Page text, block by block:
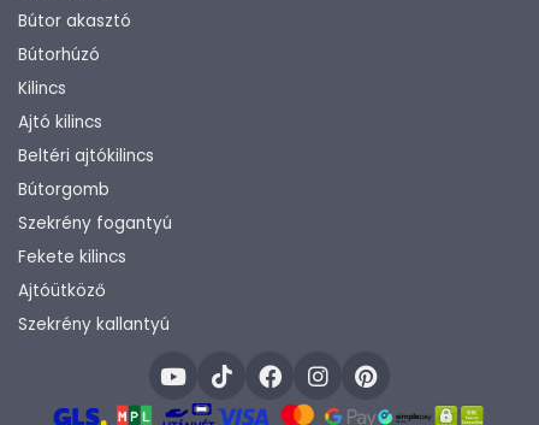
Bútor akasztó
Bútorhúzó
Kilincs
Ajtó kilincs
Beltéri ajtókilincs
Bútorgomb
Szekrény fogantyú
Fekete kilincs
Ajtóütköző
Szekrény kallantyú